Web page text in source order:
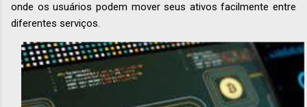
onde os usuários podem mover seus ativos facilmente entre
diferentes serviços.